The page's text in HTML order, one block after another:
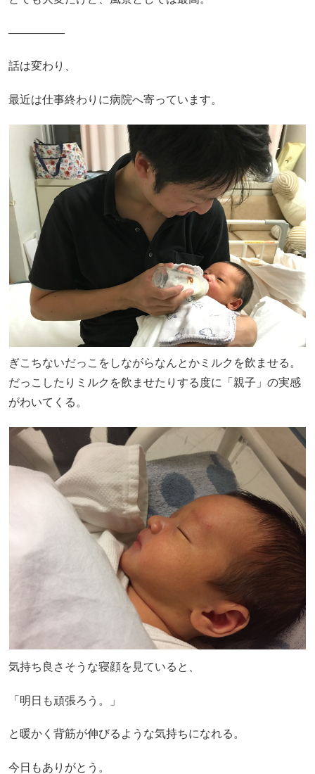
―――――
話は変わり、
最近は仕事終わりに病院へ寄っています。
ぎこちないだっこをしながらなんとかミルクを飲ませる。
だっこしたりミルクを飲ませたりする度に「親子」の実感
がわいてくる。
気持ち良さそうな寝顔を見ていると、
「明日も頑張ろう。」
と暖かく背筋が伸びるような気持ちになれる。
今日もありがとう。